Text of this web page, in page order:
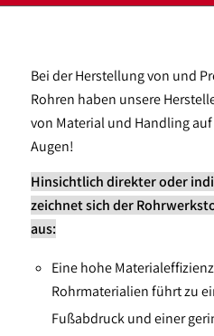
Bei der Herstellung von und
Rohren haben unsere
von Material und Handling
Augen!
Hinsichtlich direkter oder
zeichnet sich der
aus:
Eine hohe
Rohrmaterialien führt zu
Fußabdruck und einer